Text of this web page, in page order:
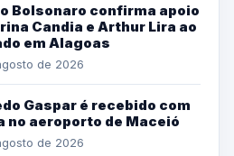
Bolsonaro confirma apoio
Candia e Arthur Lira ao
em Alagoas
de 2026
Gaspar é recebido com
no aeroporto de Maceió
de 2026